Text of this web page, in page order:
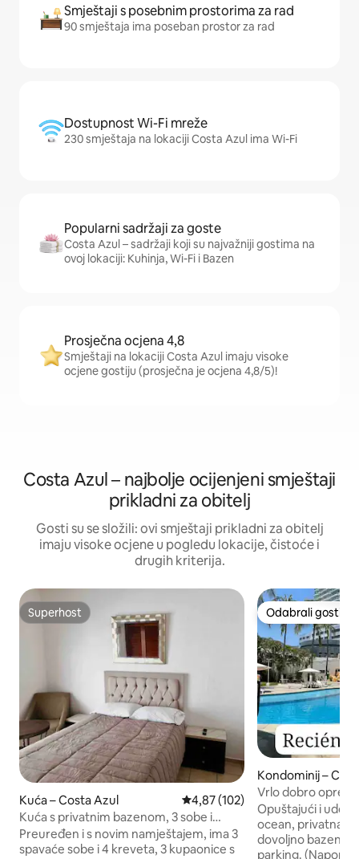
Smještaji s posebnim prostorima za rad
90 smještaja ima poseban prostor za rad
Dostupnost Wi-Fi mreže
230 smještaja na lokaciji Costa Azul ima Wi-Fi
Popularni sadržaji za goste
Costa Azul – sadržaji koji su najvažniji gostima na
ovoj lokaciji: Kuhinja, Wi-Fi i Bazen
Prosječna ocjena 4,8
Smještaji na lokaciji Costa Azul imaju visoke
ocjene gostiju (prosječna je ocjena 4,8/5)!
Costa Azul – najbolje ocijenjeni smještaji
prikladni za obitelj
Gosti su se složili: ovi smještaji prikladni za obitelj
imaju visoke ocjene u pogledu lokacije, čistoće i
drugih kriterija.
Superhost
Superhost
Kuća – Costa Azul Prosječna ocjena: 4,87/5,
4,87 (102)
Kuća s privatnim bazenom, 3 sobe i
garaža
Preuređen i s novim namještajem, ima 3
spavaće sobe i 4 kreveta, 3 kupaonice s
Odabrali gosti
Odabrali gosti
Kondominij –
Vrlo dobro
Veliki bazen.
Opuštajući i
ocean, privatna
dovoljno bazena,
parking.